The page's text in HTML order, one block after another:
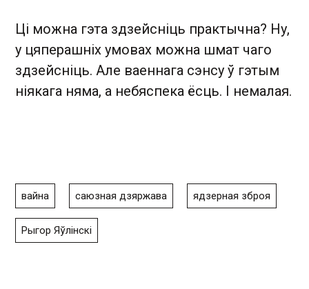
Ці можна гэта здзейсніць практычна? Ну,
у цяперашніх умовах можна шмат чаго
здзейсніць. Але ваеннага сэнсу ў гэтым
ніякага няма, а небяспека ёсць. І немалая.
вайна саюзная дзяржава ядзерная зброя
Рыгор Яўлінскі